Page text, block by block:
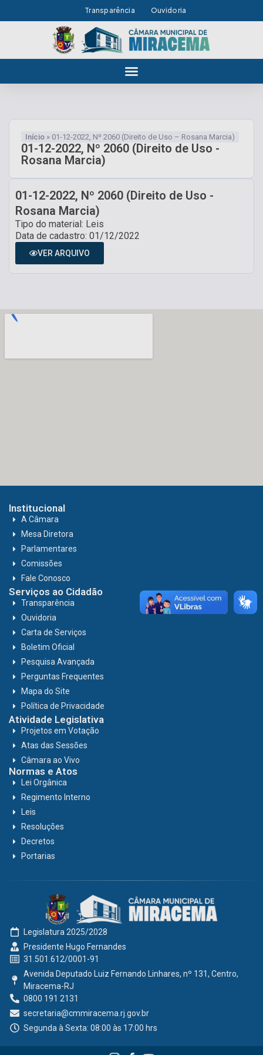
Transparência Ouvidoria
Início » 01-12-2022, Nº 2060 (Direito de Uso – Rosana Marcia)
01-12-2022, Nº 2060 (Direito de Uso -
Rosana Marcia)
01-12-2022, Nº 2060 (Direito de Uso -
Rosana Marcia)
Tipo do material: Leis
Data de cadastro: 01/12/2022
VER ARQUIVO
Institucional
A Câmara
Mesa Diretora
Parlamentares
Comissões
Fale Conosco
Serviços ao Cidadão
Transparência
Ouvidoria
Carta de Serviços
Boletim Oficial
Pesquisa Avançada
Perguntas Frequentes
Mapa do Site
Política de Privacidade
Atividade Legislativa
Projetos em Votação
Atas das Sessões
Câmara ao Vivo
Normas e Atos
Lei Orgânica
Regimento Interno
Leis
Resoluções
Decretos
Portarias
Legislatura 2025/2028
Presidente Hugo Fernandes
31.501.612/0001-91
Avenida Deputado Luiz Fernando Linhares, nº 131, Centro,
Miracema-RJ
0800 191 2131
secretaria@cmmiracema.rj.gov.br
Segunda à Sexta: 08:00 às 17:00 hrs